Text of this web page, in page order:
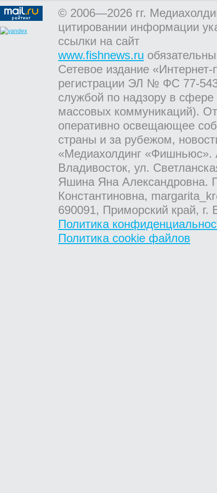
© 2006—2026 гг.
цитировании информации
ссылки на сайт
www.fishnews.ru
Сетевое издание
регистрации ЭЛ № ФС 77-
службой по надзору в
массовых коммуникаций).
оперативно освещающее
страны и за рубежом,
«Медиахолдинг «Фишньюс».
Владивосток, ул.
Яшина Яна Александровна.
Константиновна,
690091, Приморский край,
Политика
Политика cookie файлов